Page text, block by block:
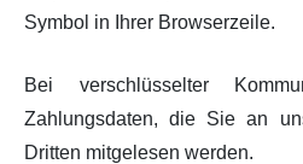
Symbol in Ihrer Browserzeile.
Bei verschlüsselter
Zahlungsdaten, die Sie an
Dritten mitgelesen werden.